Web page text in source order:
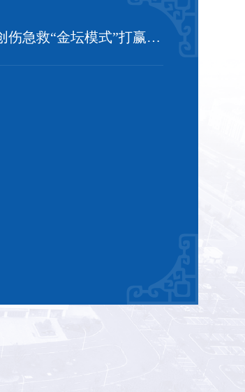
18楼坠落 奇迹生还——创伤急救“金坛模式”打赢“教科书级”生命争夺战